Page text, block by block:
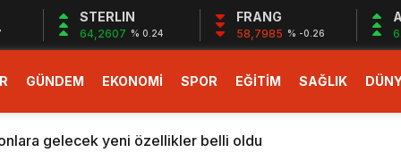
STERLIN
64,2607 % 0.24
FRANG
58,7985 % -0.26
GÜNDEM EKONOMİ SPOR EĞİTİM SAĞLIK
dev teklif
gelecek yeni özellikler belli oldu
Hangi magnezyum ne için kullanılır